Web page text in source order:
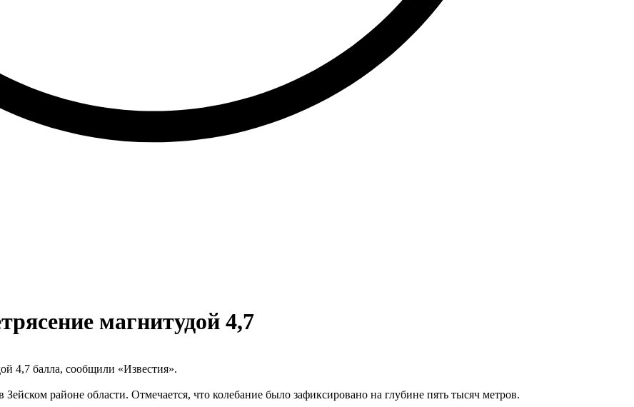
магнитудой 4,7
4,7 балла, сообщили «Известия».
районе области. Отмечается, что колебание было зафиксировано на глубине пять тысяч метров.